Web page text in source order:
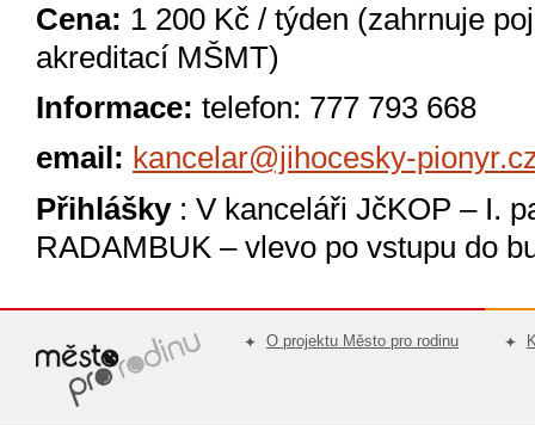
Cena: 1 200 Kč / týden (zahrnuje
akreditací MŠMT)
Informace: telefon: 777 793 668
email: kancelar@jihocesky-
Přihlášky: V kanceláři JčKOP – I.
RADAMBUK – vlevo po vstupu do
O projektu Město pro rodinu